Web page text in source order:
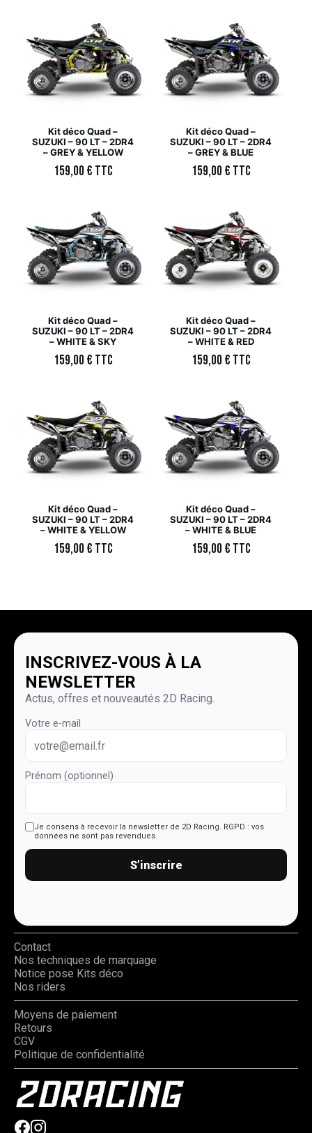
Kit déco Quad –
SUZUKI – 90 LT – 2DR4
– GREY & YELLOW
159,00€ TTC
Kit déco Quad –
SUZUKI – 90 LT – 2DR4
– GREY & BLUE
159,00€ TTC
Kit déco Quad –
SUZUKI – 90 LT – 2DR4
– WHITE & SKY
159,00€ TTC
Kit déco Quad –
SUZUKI – 90 LT – 2DR4
– WHITE & RED
159,00€ TTC
Kit déco Quad –
SUZUKI – 90 LT – 2DR4
– WHITE & YELLOW
159,00€ TTC
Kit déco Quad –
SUZUKI – 90 LT – 2DR4
– WHITE & BLUE
159,00€ TTC
INSCRIVEZ-VOUS À LA
NEWSLETTER
Actus, offres et nouveautés 2D Racing.
Votre e-mail
Prénom (optionnel)
Je consens à recevoir la newsletter de 2D Racing. RGPD : vos
données ne sont pas revendues.
S’inscrire
Contact
Nos techniques de marquage
Notice pose Kits déco
Nos riders
Moyens de paiement
Retours
CGV
Politique de confidentialité